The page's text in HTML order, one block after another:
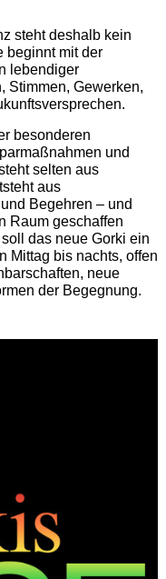
steht deshalb kein
beginnt mit der
lebendiger
Stimmen, Gewerken,
besonderen
und
selten aus
aus
Begehren – und
Raum geschaffen
das neue Gorki ein
Mittag bis nachts, offen
neue
der Begegnung.